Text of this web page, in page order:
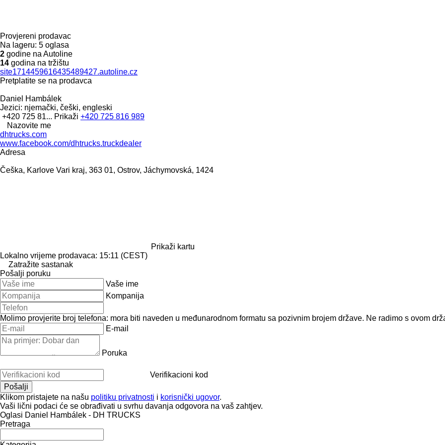
Provjereni prodavac
Na lageru: 5 oglasa
2 godine na Autoline
14 godina na tržištu
site1714459616435489427.autoline.cz
Pretplatite se na prodavca
Daniel Hambálek
Jezici: njemački, češki, engleski
+420 725 81... Prikaži +420 725 816 989
Nazovite me
dhtrucks.com
www.facebook.com/dhtrucks.truckdealer
Adresa
Češka, Karlove Vari kraj, 363 01, Ostrov, Jáchymovská, 1424
Prikaži kartu
Lokalno vrijeme prodavaca: 15:11 (CEST)
Zatražite sastanak
Pošalji poruku
Vaše ime
Kompanija
Molimo provjerite broj telefona: mora biti naveden u međunarodnom formatu sa pozivnim brojem države. Ne radimo s ovom
E-mail
Poruka
Verifikacioni kod
Klikom pristajete na našu politiku privatnosti i korisnički ugovor.
Vaši lični podaci će se obrađivati ​​u svrhu davanja odgovora na vaš zahtjev.
Oglasi Daniel Hambálek - DH TRUCKS
Pretraga